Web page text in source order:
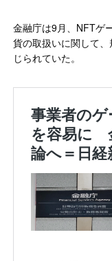
金融庁は9月、NFTゲ
貨の取扱いに関して
じられていた。